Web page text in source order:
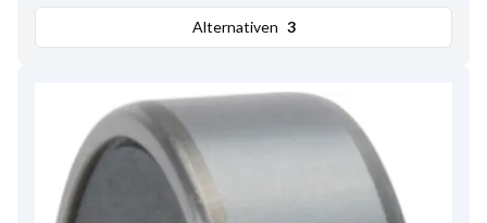
Alternativen 3